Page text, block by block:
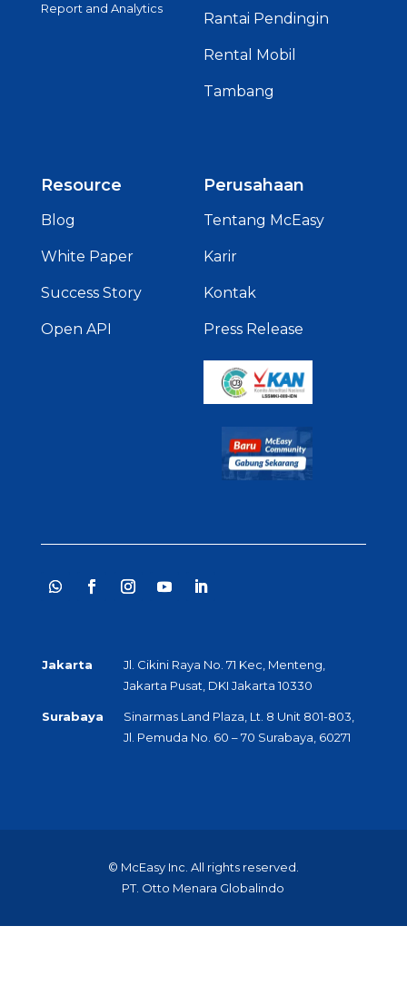
Report and Analytics
Rantai Pendingin
Rental Mobil
Tambang
Resource
Blog
White Paper
Success Story
Open API
Perusahaan
Tentang McEasy
Karir
Kontak
Press Release
Jakarta
Jl. Cikini Raya No. 71 Kec, Menteng,
Jakarta Pusat, DKI Jakarta 10330
Surabaya
Sinarmas Land Plaza, Lt. 8 Unit 801-803,
Jl. Pemuda No. 60 – 70 Surabaya, 60271
© McEasy Inc. All rights reserved.
PT. Otto Menara Globalindo